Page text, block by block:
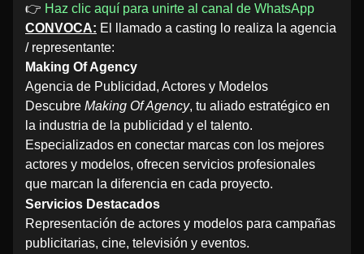
👉 Haz clic aquí para unirte al canal de WhatsApp
CONVOCA: El llamado a casting lo realiza la agencia
/ representante:
Making Of Agency
Agencia de Publicidad, Actores y Modelos
Descubre Making Of Agency, tu aliado estratégico en
la industria de la publicidad y el talento.
Especializados en conectar marcas con los mejores
actores y modelos, ofrecen servicios profesionales
que marcan la diferencia en cada proyecto.
Servicios Destacados
Representación de actores y modelos para campañas
publicitarias, cine, televisión y eventos.